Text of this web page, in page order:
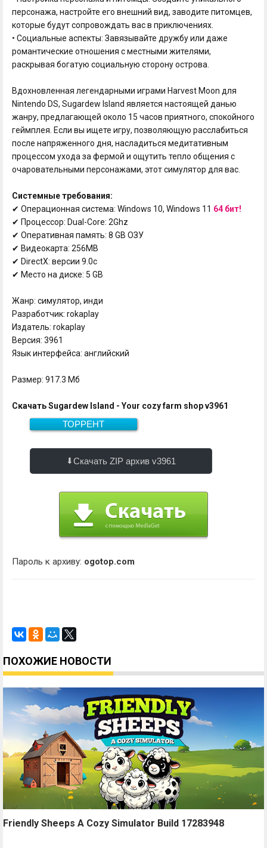
персонажа, настройте его внешний вид, заводите питомцев,
которые будут сопровождать вас в приключениях.
• Социальные аспекты: Завязывайте дружбу или даже
романтические отношения с местными жителями,
раскрывая богатую социальную сторону острова.
Вдохновленная легендарными играми Harvest Moon для
Nintendo DS, Sugardew Island является настоящей данью
жанру, предлагающей около 15 часов приятного, спокойного
геймплея. Если вы ищете игру, позволяющую расслабиться
после напряженного дня, насладиться медитативным
процессом ухода за фермой и ощутить тепло общения с
очаровательными персонажами, этот симулятор для вас.
Системные требования:
✔ Операционная система: Windows 10, Windows 11 64 бит!
✔ Процессор: Dual-Core: 2Ghz
✔ Оперативная память: 8 GB ОЗУ
✔ Видеокарта: 256MB
✔ DirectX: версии 9.0c
✔ Место на диске: 5 GB
Жанр: симулятор, инди
Разработчик: rokaplay
Издатель: rokaplay
Версия: 3961
Язык интерфейса: английский
Размер: 917.3 Мб
Скачать Sugardew Island - Your cozy farm shop v3961
ТОРРЕНТ
917.3 Мб
Скачать
Скачать ZIP архив v3961
Пароль к архиву: ogotop.com
ПОХОЖИЕ НОВОСТИ
Friendly Sheeps A Cozy Simulator Build 17283948